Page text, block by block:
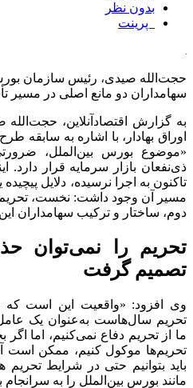
بدون نظر
پرینت
حجت‌الله صیدی، رئیس سازمان
سهامداران دو مانع اصلی در مسیر
به گزارش اقتصادآنلاین،
اوراق بهادار، با اشاره به
«موضوع بورس بین‌الملل،
ذی‌نفعان بازار سرمایه قرار دارد.
تاکنون به اجرا نرسیده، دلایل پیچیده
مسیر آن وجود داشت: نخست،
دوم، ساختار و ترکیب سهامداران
تحریم را نمی‌توان
تصمیم گرفت
وی افزود: «واقعیت این است که
تحریم سال‌هاست به‌عنوان یک
ما از تحریم دفاع نمی‌کنیم، اما
تحریم‌ها موکول کنیم، ممکن است
باید بتوانیم حتی در شرایط
مانند بورس بین‌الملل را به سرانجام